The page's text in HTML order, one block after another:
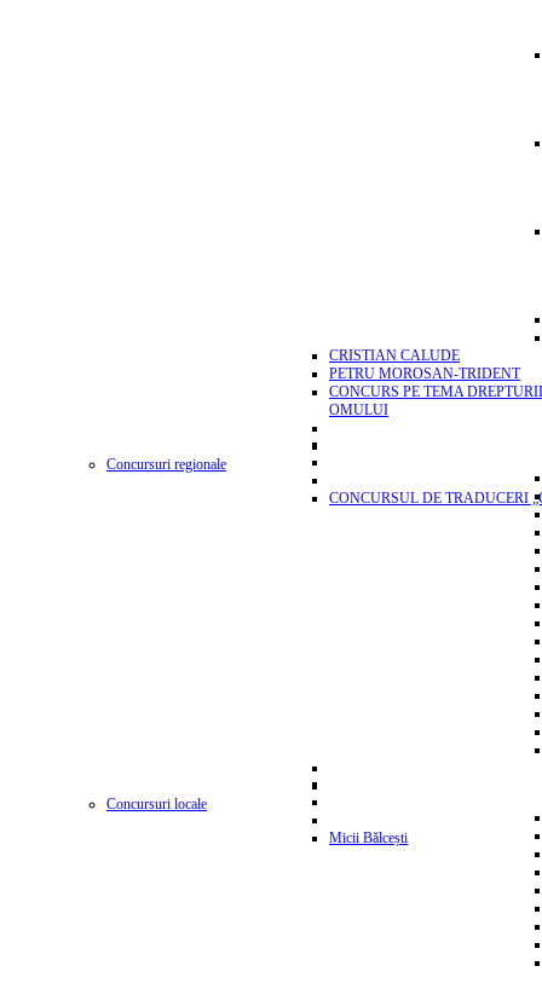
CRISTIAN CALUDE
PETRU MOROSAN-TRIDENT
CONCURS PE TEMA
OMULUI
Concursuri regionale
CONCURSUL DE TRADUCERI
Concursuri locale
Micii Bălcești